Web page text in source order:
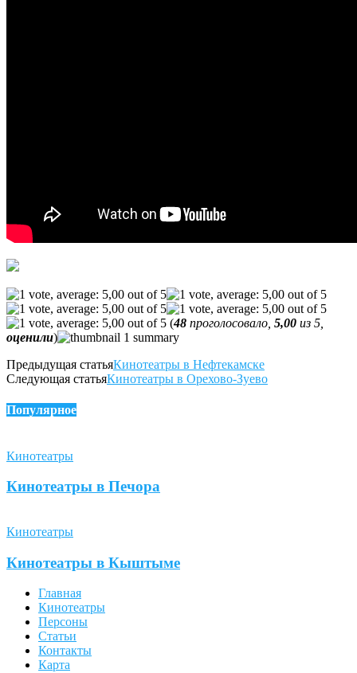
(48 проголосовало, 5,00 из 5,
оценили)
Предыдущая статьяКинотеатры в Нефтекамске
Следующая статьяКинотеатры в Орехово-Зуево
Популярное
Кинотеатры
Кинотеатры в Печора
Кинотеатры
Кинотеатры в Кыштыме
Главная
Кинотеатры
Персоны
Статьи
Контакты
Карта